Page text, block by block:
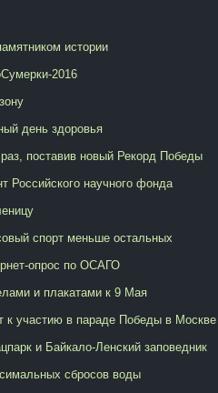
истории
2016
день здоровья
поставив новый Рекорд Победы
Российского научного фонда
спорт меньше остальных
опрос по ОСАГО
и плакатами к 9 Мая
к участию в параде Победы в Москве
и Байкало-Ленский заповедник
сбросов воды